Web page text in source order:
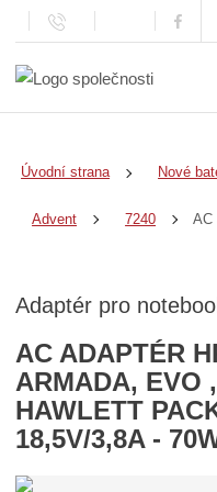
Úvodní strana Nové
Advent 7240
Adaptér pro
AC ADAPTÉR
ARMADA, EVO
HAWLETT
18,5V/3,8A -